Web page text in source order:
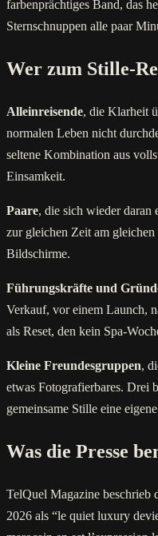
farbenprächtiges Band, das
Sternschnuppen alle paar
Wer zum Stille-
Alleinreisende, die Klarheit
normalen Leben nicht
seltene Kombination aus
Einsamkeit.
Paare, die sich wieder daran
zur gleichen Zeit am
Bildschirme.
Führungskräfte und
Verkauf, vor einem Launch,
als Reset, den kein Spa-
Kleine Freundesgruppen,
etwas Fotografierbares. Drei
gemeinsame Stille eine
Was die Presse
TelQuel Magazine beschrieb
2026 als “le quiet luxury